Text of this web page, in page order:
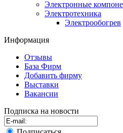
Электронные
Электротехника
Электрообогрев
Информация
Отзывы
База Фирм
Добавить фирму
Выставки
Вакансии
Подписка на новости